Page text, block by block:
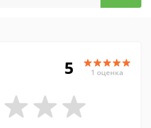
5 1 оценка